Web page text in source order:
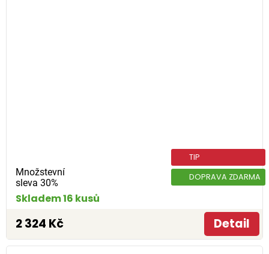
Množstevní
sleva 30%
TIP
DOPRAVA ZDARMA
Skladem 16 kusů
2 324 Kč Detail